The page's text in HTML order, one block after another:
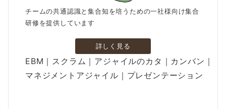
チームの共通認識と集合知を培うための一社様向け集合
研修を提供しています
詳しく見る
EBM｜スクラム｜アジャイルのカタ｜カンバン｜
マネジメントアジャイル｜プレゼンテーション